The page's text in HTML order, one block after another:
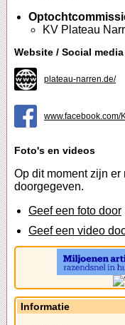
KV Plateau
Website / Social media
plateau-narren.de/
www.facebook.com/
Foto's en videos
Op dit moment zijn
doorgegeven.
Geef een foto door
Geef een video
Informatie